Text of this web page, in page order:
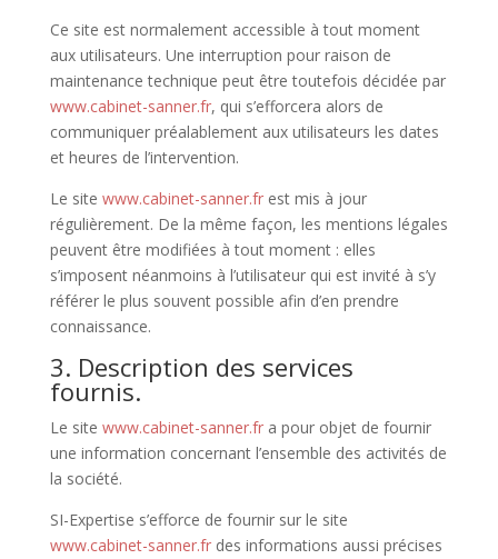
Ce site est normalement accessible à tout moment
aux utilisateurs. Une interruption pour raison de
maintenance technique peut être toutefois décidée par
www.cabinet-sanner.fr, qui s’efforcera alors de
communiquer préalablement aux utilisateurs les dates
et heures de l’intervention.
Le site www.cabinet-sanner.frest mis à jour
régulièrement. De la même façon, les mentions légales
peuvent être modifiées à tout moment : elles
s’imposent néanmoins à l’utilisateur qui est invité à s’y
référer le plus souvent possible afin d’en prendre
connaissance.
3. Description des services
fournis.
Le site www.cabinet-sanner.fra pour objet de fournir
une information concernant l’ensemble des activités de
la société.
SI-Expertise s’efforce de fournir sur le site
www.cabinet-sanner.frdes informations aussi précises